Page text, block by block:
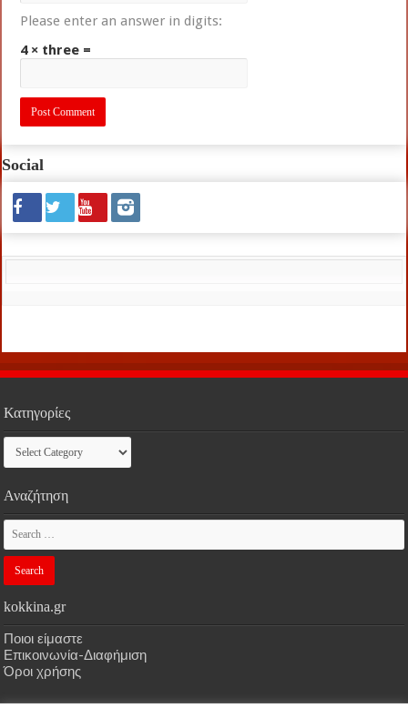
Please enter an answer in digits:
4 × three =
Social
Κατηγορίες
Κατηγορίες
Αναζήτηση
kokkina.gr
Ποιοι είμαστε
Επικοινωνία-Διαφήμιση
Όροι χρήσης